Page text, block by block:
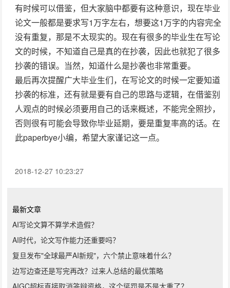
有时候可以借鉴，但大家脑中都要有这种意识，现在毕业
论文一般都是要求写1万字左右，想要这1万字的内容完全
没有重复，那是不太现实的。现在有很多的毕业生在写论
文的时候，不知道自己是真的在抄袭，因此也就犯了很多
抄袭的错误。当然，知道什么是抄袭也非常重要。
最后再次提醒广大毕业生们，在写论文的时候一定要知道
抄袭的标准，还有就是要有自己的思路与逻辑，在借鉴别
人观点的时候必须要用自己的话来概述，不能完全照抄，
否则很有可能会导致你毕业延期，要是重复率高的话。在
此paperbye小编，希望大家谨记这一点。
2018-12-27 10:23:27
最新文章
AI写论文算不算学术造假？
AI时代，论文写作能力还重要吗？
复旦发布"全球最严AI新规"，六个禁止意味着什么？
边写边查还是写完再改？过来人总结的最优策略
AIGC超标直接取消答辩资格，这个惩罚是不是太重了？